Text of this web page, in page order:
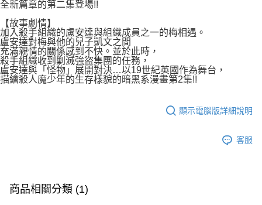
４．使用「AFTEE先享後付」時，將依據個別帳號之用戶狀況，依本公司即
請求用戶進行身份認證。
５．嚴禁一人註冊多個帳號或使用他人資訊註冊。若發現惡意使用之情形，
恩沛科技股份有限公司將有權停止該用戶之使用額度並採取法律行動。
國家/地區配送
全新篇章的第二集登場!!
【故事劇情】
加入殺手組織的盧安達與組織成員之一的梅相遇。
盧安達對梅與他的兒子凱文之間
充滿親情的關係感到不快。並於此時，
殺手組織收到剿滅強盜集團的任務，
盧安達與「怪物」展開對決…以19世紀英國作為舞台，
描繪殺人魔少年的生存樣貌的暗黑系漫畫第2集!!
顯示電腦版詳細說明
客服
商品相關分類 (1)